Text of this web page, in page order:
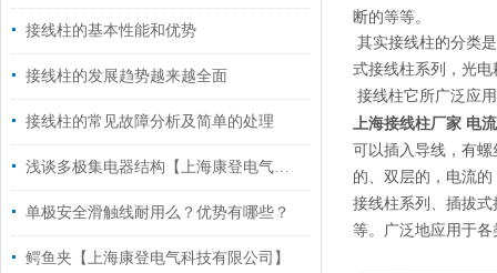
接线柱的基本性能和优势
接线柱的发展趋势越来越全面
接线柱的常见故障分析及简单的处理
浅谈多极集电器结构【上海康登电气科技有限公司】
单极安全滑触线耐用么？优势有哪些？
鳄鱼夹【上海康登电气科技有限公司】
断的等等。
其实接线柱的分类
式接线柱系列，光
接线柱它所广泛应
上海接线柱厂家 电
可以插入导线，有
的、双层的，电流
接线柱系列、插拔
等。广泛地应用于